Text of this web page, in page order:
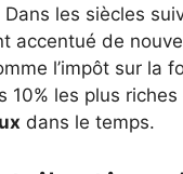
les siècles
accentué de
l’impôt sur la
10% les plus
dans le temps.